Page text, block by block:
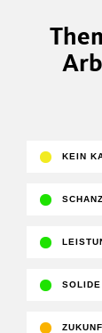
KEIN
SOLIDE